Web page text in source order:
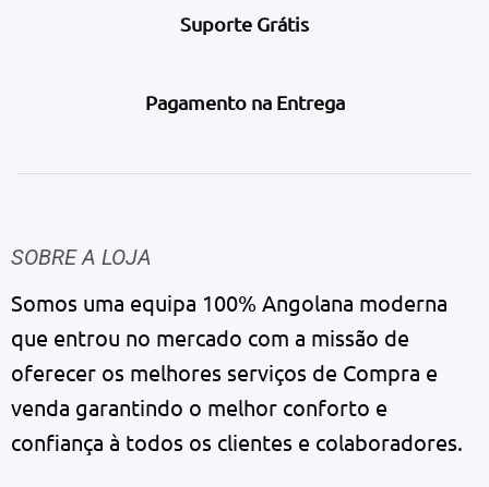
Suporte Grátis
Pagamento na Entrega
SOBRE A LOJA
Somos uma equipa 100% Angolana moderna
que entrou no mercado com a missão de
oferecer os melhores serviços de Compra e
venda garantindo o melhor conforto e
confiança à todos os clientes e colaboradores.